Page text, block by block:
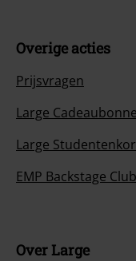
Overige acties
Prijsvragen
Large
Large
EMP Backstage Club
Over Large